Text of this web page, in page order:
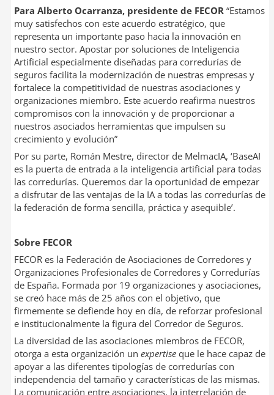
Para Alberto Ocarranza, presidente de FECOR “Estamos
muy satisfechos con este acuerdo estratégico, que
representa un importante paso hacia la innovación en
nuestro sector. Apostar por soluciones de Inteligencia
Artificial especialmente diseñadas para corredurías de
seguros facilita la modernización de nuestras empresas y
fortalece la competitividad de nuestras asociaciones y
organizaciones miembro. Este acuerdo reafirma nuestros
compromisos con la innovación y de proporcionar a
nuestros asociados herramientas que impulsen su
crecimiento y evolución”
Por su parte, Román Mestre, director de MelmacIA, ‘BaseAI
es la puerta de entrada a la inteligencia artificial para todas
las corredurías. Queremos dar la oportunidad de empezar
a disfrutar de las ventajas de la IA a todas las corredurías de
la federación de forma sencilla, práctica y asequible’.
Sobre FECOR
FECOR es la Federación de Asociaciones de Corredores y
Organizaciones Profesionales de Corredores y Corredurías
de España. Formada por 19 organizaciones y asociaciones,
se creó hace más de 25 años con el objetivo, que
firmemente se defiende hoy en día, de reforzar profesional
e institucionalmente la figura del Corredor de Seguros.
La diversidad de las asociaciones miembros de FECOR,
otorga a esta organización un expertiseque le hace capaz de
apoyar a las diferentes tipologías de corredurías con
independencia del tamaño y características de las mismas.
La comunicación entre asociaciones, la interrelación de